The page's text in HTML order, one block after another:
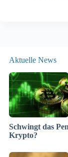
Aktuelle News
Schwingt das
Krypto?